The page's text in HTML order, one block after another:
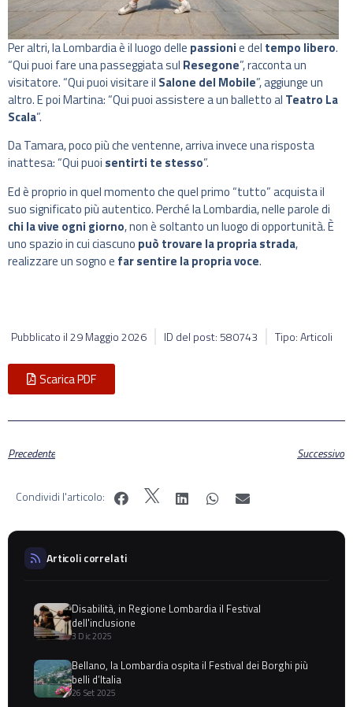
Per altri, la Lombardia è il luogo delle passionie del tempo libero.
“Qui puoi fare una passeggiata sul Resegone”, racconta un
visitatore. “Qui puoi visitare il Salone del Mobile”, aggiunge un
altro. E poi Martina: “Qui puoi assistere a un balletto al Teatro La
Scala”.
Da Tamara, poco più che ventenne, arriva invece una risposta
inattesa: “Qui puoi sentirti te stesso”.
Ed è proprio in quel momento che quel primo “tutto” acquista il
suo significato più autentico. Perché la Lombardia, nelle parole di
chi la vive ogni giorno, non è soltanto un luogo di opportunità. È
uno spazio in cui ciascuno può trovare la propria strada,
realizzare un sogno e far sentire la propria voce.
Pubblicato il29 Maggio 2026 ID del post: 580743 Tipo: Articoli
Scarica PDF
Precedente Successivo
Condividi l'articolo:
Articoli correlati
Disabilità, in Regione Lombardia il Festival
dell'inclusione
3 Dic 2025
Bellano, la Lombardia ospita il Festival dei Borghi più
belli d’Italia
26 Set 2025